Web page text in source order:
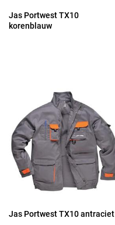
Jas Portwest TX10
korenblauw
Jas Portwest TX10 antraciet